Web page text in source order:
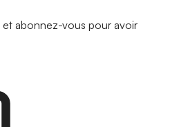
abonnez-vous pour avoir